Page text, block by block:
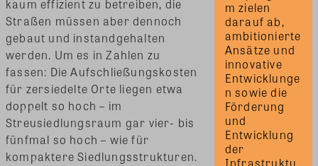
m zielen
darauf ab,
ambitionierte
Ansätze und
innovative
Entwicklunge
n sowie die
Förderung
und
Entwicklung
der
kaum effizient zu betreiben, die
Straßen müssen aber dennoch
gebaut und instandgehalten
werden. Um es in Zahlen zu
fassen: Die Aufschließungskosten
für zersiedelte Orte liegen etwa
doppelt so hoch – im
Streusiedlungsraum gar vier- bis
fünfmal so hoch – wie für
kompaktere Siedlungsstrukturen.